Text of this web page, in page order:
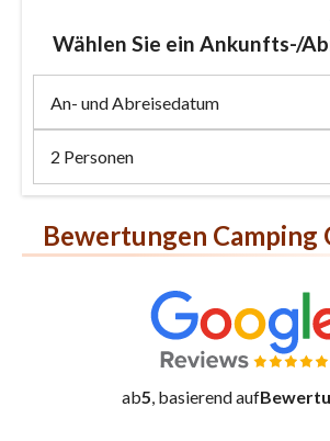
Wählen Sie ein Ankunfts-/
2 Personen
Bewertungen Camping
ab5 , basierend auf